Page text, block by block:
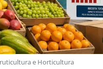
e Horticultura